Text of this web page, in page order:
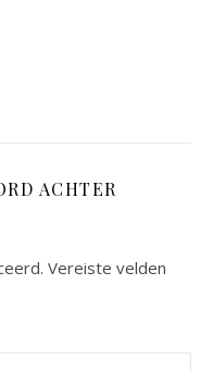
ACHTER
Vereiste velden